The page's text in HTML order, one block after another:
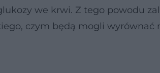
we krwi. Z tego powodu
czym będą mogli wyrównać